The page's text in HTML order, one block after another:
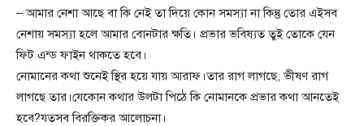
– আমার নেশা আছে বা কি নেই তা দিয়ে কোন সমস্যা না কিন্তু তোর এইসব
নেশায় সমস্যা হলে আমার বোনটার ক্ষতি। প্রভার ভবিষ্যত তুই তোকে যেন
ফিট এন্ড ফাইন থাকতে হবে।
নোমানের কথা শুনেই স্থির হয়ে যায় আরাফ।তার রাগ লাগছে, ভীষণ রাগ
লাগছে তার।যেকোন কথার উলটা পিঠে কি নোমানকে প্রভার কথা আনতেই
হবে?যতসব বিরক্তিকর আলোচনা।